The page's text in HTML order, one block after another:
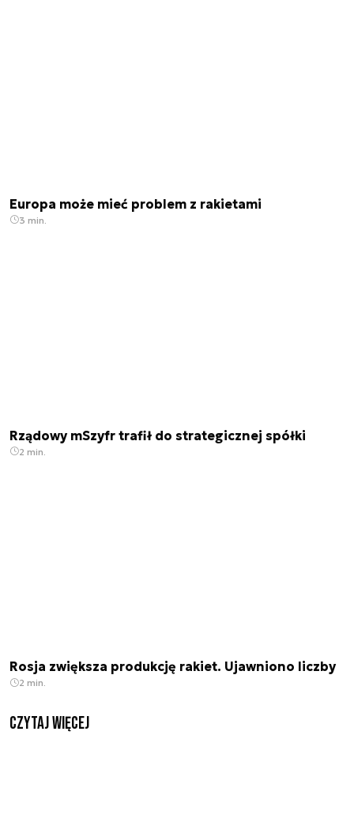
Europa może mieć problem z rakietami
3 min.
Rządowy mSzyfr trafił do strategicznej spółki
2 min.
Rosja zwiększa produkcję rakiet. Ujawniono liczby
2 min.
czytaj więcej